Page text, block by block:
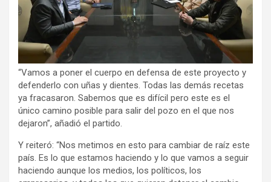
“Vamos a poner el cuerpo en defensa de este proyecto y
defenderlo con uñas y dientes. Todas las demás recetas
ya fracasaron. Sabemos que es difícil pero este es el
único camino posible para salir del pozo en el que nos
dejaron”, añadió el partido.
Y reiteró: “Nos metimos en esto para cambiar de raíz este
país. Es lo que estamos haciendo y lo que vamos a seguir
haciendo aunque los medios, los políticos, los